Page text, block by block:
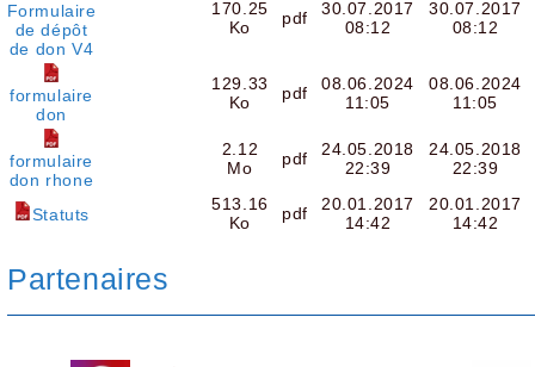
Formulaire
de dépôt
de don V4
170.25
Ko
pdf
30.07.2017
08:12
30.07.2017
08:12
formulaire
don
129.33
Ko
pdf
08.06.2024
11:05
08.06.2024
11:05
formulaire
don rhone
2.12
Mo
pdf
24.05.2018
22:39
24.05.2018
22:39
Statuts
513.16
Ko
pdf
20.01.2017
14:42
20.01.2017
14:42
Partenaires